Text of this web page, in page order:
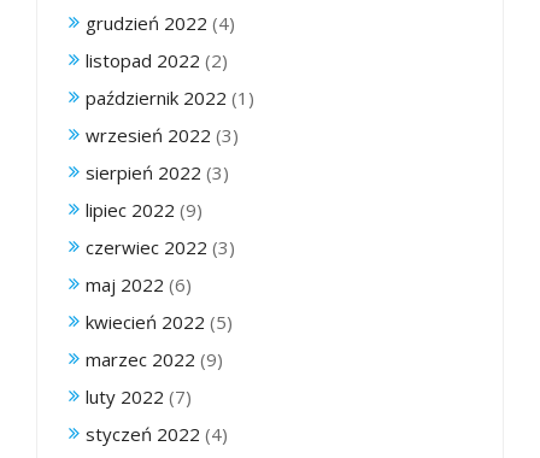
grudzień 2022 (4)
listopad 2022 (2)
październik 2022 (1)
wrzesień 2022 (3)
sierpień 2022 (3)
lipiec 2022 (9)
czerwiec 2022 (3)
maj 2022 (6)
kwiecień 2022 (5)
marzec 2022 (9)
luty 2022 (7)
styczeń 2022 (4)